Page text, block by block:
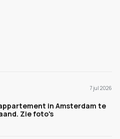
7 jul 2026
in Amsterdam te
Zie foto's